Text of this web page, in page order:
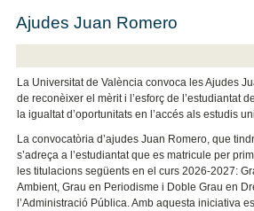
Ajudes Juan Romero
La Universitat de València convoca les Ajudes
de reconèixer el mèrit i l’esforç de l’estudiantat
la igualtat d’oportunitats en l’accés als estudis
La convocatòria d’ajudes Juan Romero, que
s’adreça a l’estudiantat que es matricule per
les titulacions següents en el curs 2026-2027:
Ambient, Grau en Periodisme i Doble Grau en
l’Administració Pública. Amb aquesta iniciativa